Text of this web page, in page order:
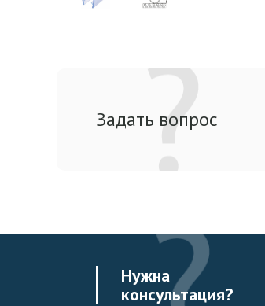
Задать вопрос
Нужна
консультация?